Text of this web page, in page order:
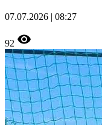
07.07.2026 | 08:27
92